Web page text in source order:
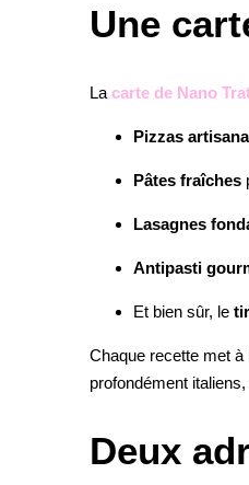
Une
La carte de Nano
Pizzas
Pâtes fraîches
Lasagnes
Antipasti
Et bien sûr, le
Chaque recette met à
profondément
Deux